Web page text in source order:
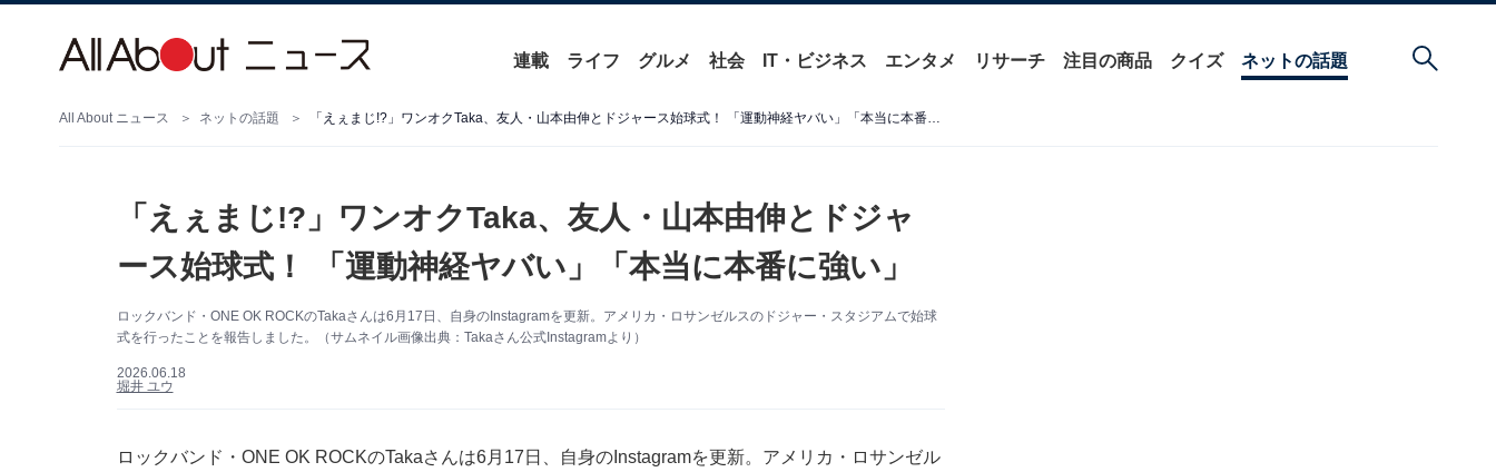
連載 ライフ グルメ 社会 IT・ビジネス エンタメ リサーチ 注目の商品 クイズ ネットの話題
All About ニュース ネットの話題 「えぇまじ!?」ワンオクTaka、友人・山本由伸とドジャース始球式！ 「運動神経ヤバい」「本当に本番に強い」
「えぇまじ!?」ワンオクTaka、友人・山本由伸とドジャ
ース始球式！ 「運動神経ヤバい」「本当に本番に強い」
ロックバンド・ONE OK ROCKのTakaさんは6月17日、自身のInstagramを更新。アメリカ・ロサンゼルスのドジャー・スタジアムで始球
式を行ったことを報告しました。（サムネイル画像出典：Takaさん公式Instagramより）
2026.06.18
堀井 ユウ
ロックバンド・ONE OK ROCKのTakaさんは6月17日、自身のInstagramを更新。アメリカ・ロサンゼル